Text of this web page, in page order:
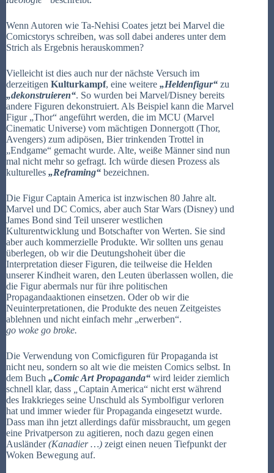
Wenn Autoren wie Ta-Nehisi Coates jetzt bei Marvel die
Comicstorys schreiben, was soll dabei anderes unter dem
Strich als Ergebnis herauskommen?
Vielleicht ist dies auch nur der nächste Versuch im
derzeitigen Kulturkampf, eine weitere „Heldenfigur“ zu
„dekonstruieren“. So wurden bei Marvel/Disney bereits
andere Figuren dekonstruiert. Als Beispiel kann die Marvel
Figur „Thor“ angeführt werden, die im MCU (Marvel
Cinematic Universe) vom mächtigen Donnergott (Thor,
Avengers) zum adipösen, Bier trinkenden Trottel in
„Endgame“ gemacht wurde. Alte, weiße Männer sind nun
mal nicht mehr so gefragt. Ich würde diesen Prozess als
kulturelles „Reframing“ bezeichnen.
Die Figur Captain America ist inzwischen 80 Jahre alt.
Marvel und DC Comics, aber auch Star Wars (Disney) und
James Bond sind Teil unserer westlichen
Kulturentwicklung und Botschafter von Werten. Sie sind
aber auch kommerzielle Produkte. Wir sollten uns genau
überlegen, ob wir die Deutungshoheit über die
Interpretation dieser Figuren, die teilweise die Helden
unserer Kindheit waren, den Leuten überlassen wollen, die
die Figur abermals nur für ihre politischen
Propagandaaktionen einsetzen. Oder ob wir die
Neuinterpretationen, die Produkte des neuen Zeitgeistes
ablehnen und nicht einfach mehr „erwerben“.
go woke go broke.
Die Verwendung von Comicfiguren für Propaganda ist
nicht neu, sondern so alt wie die meisten Comics selbst. In
dem Buch „Comic Art Propaganda“ wird leider ziemlich
schnell klar, dass
Captain America“ nicht erst während
des Irakkrieges seine Unschuld als Symbolfigur verloren
hat und immer wieder für Propaganda eingesetzt wurde.
Dass man ihn jetzt allerdings dafür missbraucht, um gegen
eine Privatperson zu agitieren, noch dazu gegen einen
Ausländer(Kanadier …) zeigt einen neuen Tiefpunkt der
Woken Bewegung auf.